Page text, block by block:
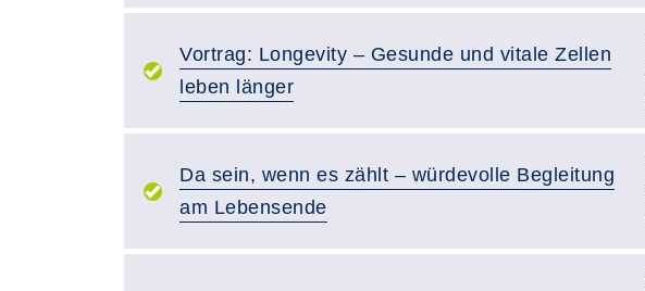
Vortrag: Longevity – Gesunde und vitale Zellen
leben länger
Da sein, wenn es zählt – würdevolle Begleitung
am Lebensende